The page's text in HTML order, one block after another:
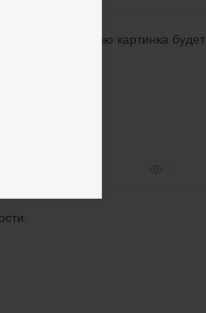
на экспирацию картинка будет